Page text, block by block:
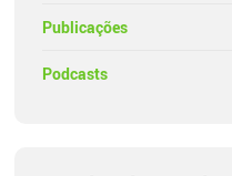
Publicações
Podcasts